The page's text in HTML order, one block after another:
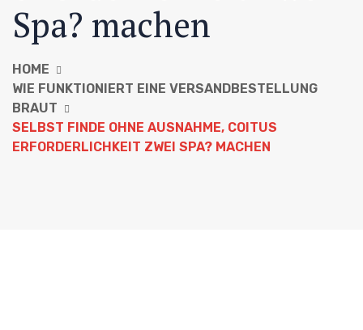
Spa? machen
HOME
WIE FUNKTIONIERT EINE VERSANDBESTELLUNG
BRAUT
SELBST FINDE OHNE AUSNAHME, COITUS
ERFORDERLICHKEIT ZWEI SPA? MACHEN